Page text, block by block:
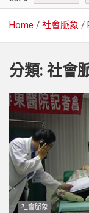
Home 社會脈象
分類: 社會
社會脈象